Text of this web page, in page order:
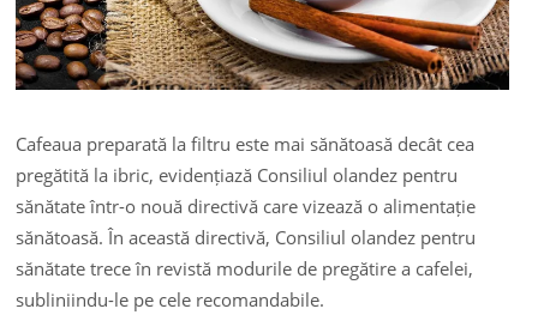
Cafeaua preparată la filtru este mai sănătoasă decât cea
pregătită la ibric, evidențiază Consiliul olandez pentru
sănătate într-o nouă directivă care vizează o alimentație
sănătoasă. În această directivă, Consiliul olandez pentru
sănătate trece în revistă modurile de pregătire a cafelei,
subliniindu-le pe cele recomandabile.